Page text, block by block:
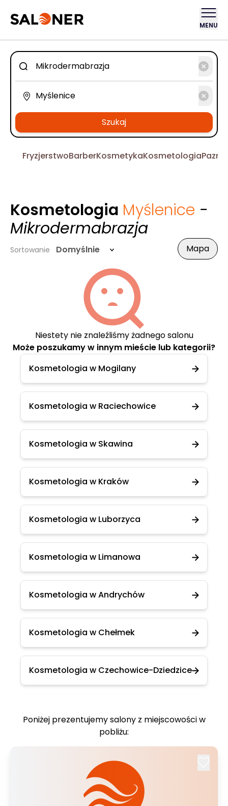
MENU
Szukaj
FryzjerstwoBarberKosmetykaKosmetologia
Kosmetologia Myślenice -
Mikrodermabrazja
Sortowanie Domyślnie Mapa
Niestety nie znaleźliśmy żadnego salonu
Może poszukamy w innym mieście lub kategorii?
Kosmetologia w Mogilany
Kosmetologia w Raciechowice
Kosmetologia w Skawina
Kosmetologia w Kraków
Kosmetologia w Luborzyca
Kosmetologia w Limanowa
Kosmetologia w Andrychów
Kosmetologia w Chełmek
Kosmetologia w Czechowice-Dziedzice
Poniżej prezentujemy salony z miejscowości w
pobliżu: